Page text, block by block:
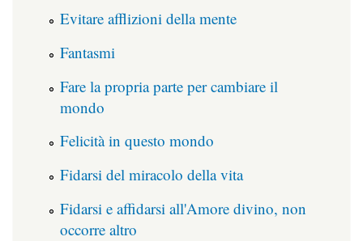
Evitare afflizioni della mente
Fantasmi
Fare la propria parte per cambiare il
mondo
Felicità in questo mondo
Fidarsi del miracolo della vita
Fidarsi e affidarsi all'Amore divino, non
occorre altro